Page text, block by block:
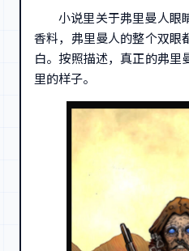
小说里关于弗里曼人眼
香料，弗里曼人的整个双眼
白。按照描述，真正的弗里
里的样子。